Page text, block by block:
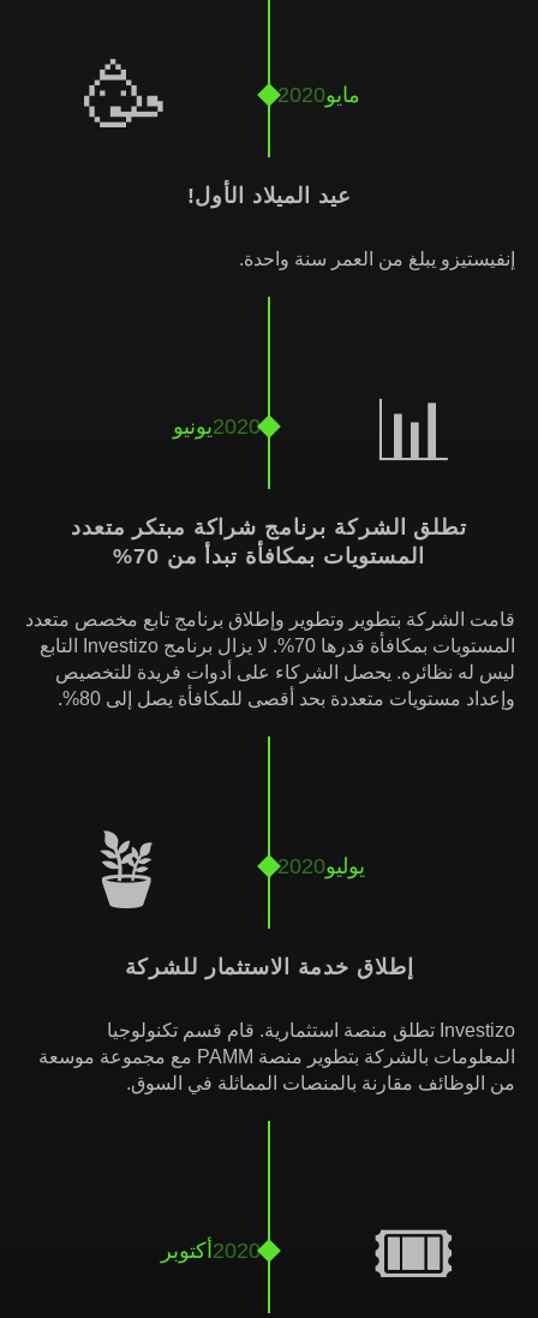
عيد الميلاد الأول!
إنفيستيزو يبلغ من العمر سنة واحدة.
مايو2020
🥳
تطلق الشركة برنامج شراكة مبتكر متعدد
المستويات بمكافأة تبدأ من 70%
قامت الشركة بتطوير وتطوير وإطلاق برنامج تابع مخصص متعدد
المستويات بمكافأة قدرها 70%. لا يزال برنامج Investizo التابع
ليس له نظائره. يحصل الشركاء على أدوات فريدة للتخصيص
وإعداد مستويات متعددة بحد أقصى للمكافأة يصل إلى 80%.
يونيو2020 📊
إطلاق خدمة الاستثمار للشركة
Investizo تطلق منصة استثمارية. قام قسم تكنولوجيا
المعلومات بالشركة بتطوير منصة PAMM مع مجموعة موسعة
من الوظائف مقارنة بالمنصات المماثلة في السوق.
يوليو2020
🪴
أكتوبر 2020 🎟